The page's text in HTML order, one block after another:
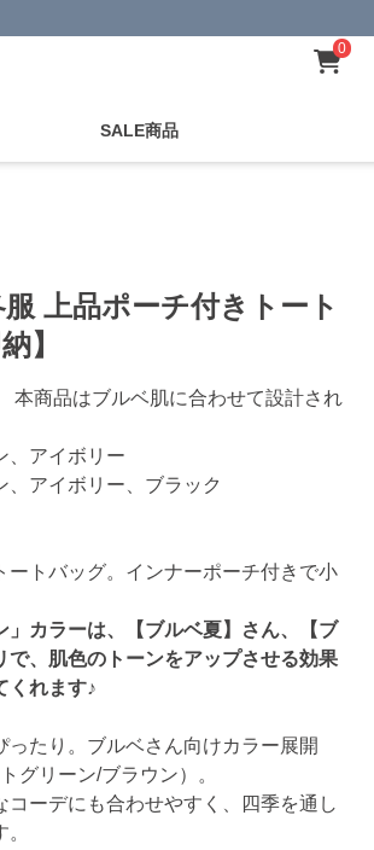
0
SALE商品
上品ポーチ付きトート
】
本商品はブルベ肌に合わせて設計され
、アイボリー
アイボリー、ブラック
ートバッグ。インナーポーチ付きで小
」カラーは、【ブルベ夏】さん、【ブ
で、肌色のトーンをアップさせる効果
くれます♪
ったり。ブルベさん向けカラー展開
グリーン/ブラウン）。
コーデにも合わせやすく、四季を通し